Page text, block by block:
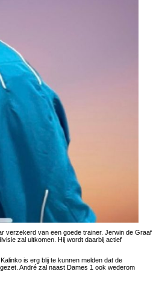
verzekerd van een goede trainer. Jerwin de Graaf
zal uitkomen. Hij wordt daarbij actief
is erg blij te kunnen melden dat de
André zal naast Dames 1 ook wederom